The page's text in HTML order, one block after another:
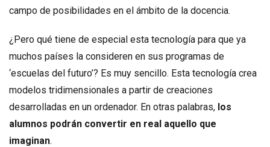
campo de posibilidades en el ámbito de la docencia.
¿Pero qué tiene de especial esta tecnología para que ya
muchos países la consideren en sus programas de
‘escuelas del futuro’? Es muy sencillo. Esta tecnología crea
modelos tridimensionales a partir de creaciones
desarrolladas en un ordenador. En otras palabras, los
alumnos podrán convertir en real aquello que
imaginan.